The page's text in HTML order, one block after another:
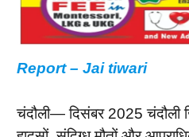
Report – Jai tiwari
चंदौली— दिसंबर 2025 चंदौली